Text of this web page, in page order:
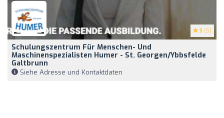
5 (5)
Schulungszentrum Für Menschen- Und
Maschinenspezialisten Humer - St. Georgen/Ybbsfelde
Galtbrunn
Siehe Adresse und Kontaktdaten